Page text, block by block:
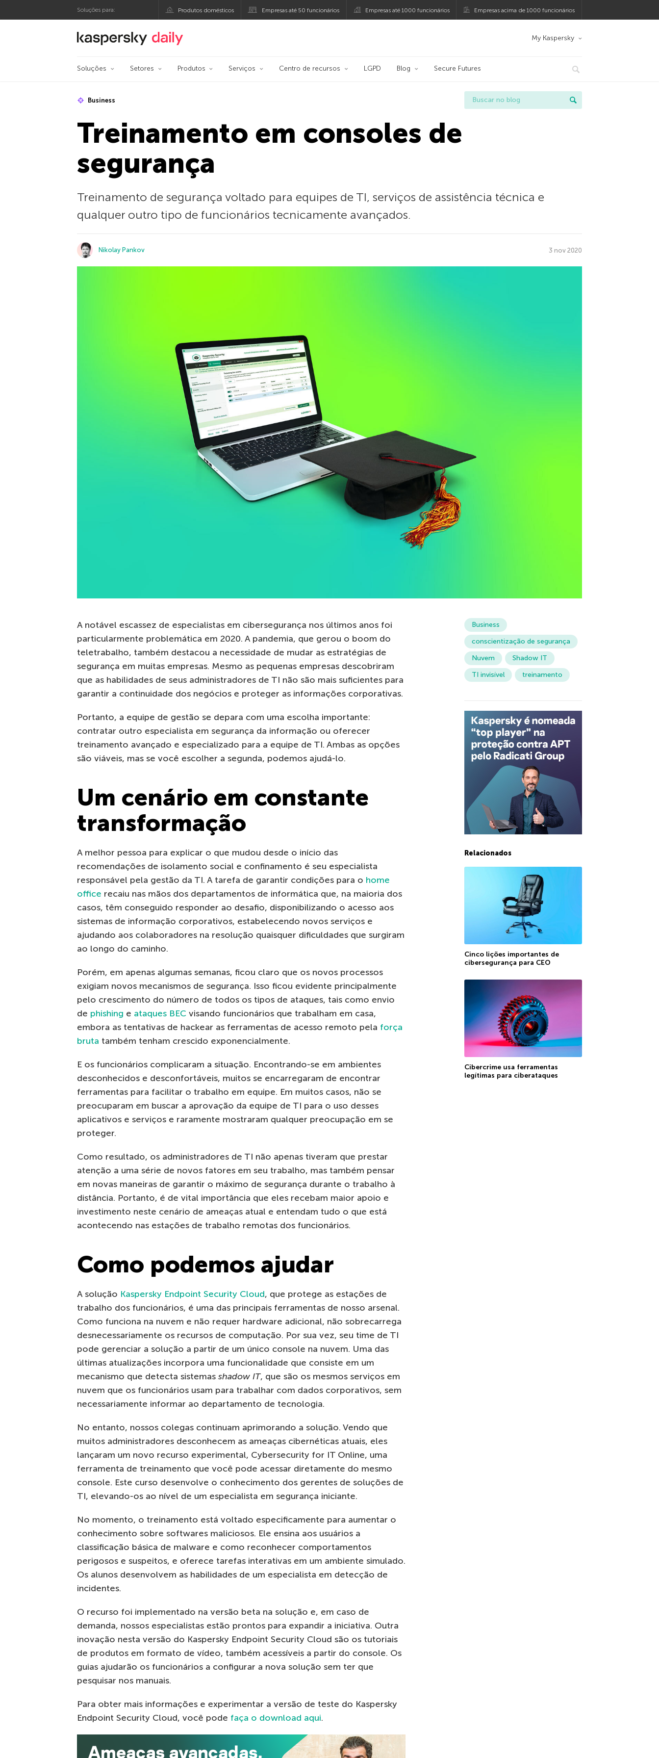
Soluções para: Produtos domésticos Empresas até 50 funcionários Empresas até 1000 funcionários Empresas acima de 1000 funcionários
Blog oficial da Kaspersky My Kaspersky
Soluções Setores Produtos Serviços Centro de recursos LGPD Blog Secure Futures
Business
Treinamento em consoles de
segurança
Treinamento de segurança voltado para equipes de TI, serviços de assistência técnica e
qualquer outro tipo de funcionários tecnicamente avançados.
Nikolay Pankov 3 nov 2020
A notável escassez de especialistas em cibersegurança nos últimos anos foi
particularmente problemática em 2020. A pandemia, que gerou o boom do
teletrabalho, também destacou a necessidade de mudar as estratégias de
segurança em muitas empresas. Mesmo as pequenas empresas descobriram
que as habilidades de seus administradores de TI não são mais suficientes para
garantir a continuidade dos negócios e proteger as informações corporativas.
Portanto, a equipe de gestão se depara com uma escolha importante:
contratar outro especialista em segurança da informação ou oferecer
treinamento avançado e especializado para a equipe de TI. Ambas as opções
são viáveis, mas se você escolher a segunda, podemos ajudá-lo.
Um cenário em constante
transformação
A melhor pessoa para explicar o que mudou desde o início das
recomendações de isolamento social e confinamento é seu especialista
responsável pela gestão da TI. A tarefa de garantir condições para o home
office recaiu nas mãos dos departamentos de informática que, na maioria dos
casos, têm conseguido responder ao desafio, disponibilizando o acesso aos
sistemas de informação corporativos, estabelecendo novos serviços e
ajudando aos colaboradores na resolução quaisquer dificuldades que surgiram
ao longo do caminho.
Porém, em apenas algumas semanas, ficou claro que os novos processos
exigiam novos mecanismos de segurança. Isso ficou evidente principalmente
pelo crescimento do número de todos os tipos de ataques, tais como envio
de phishing e ataques BEC visando funcionários que trabalham em casa,
embora as tentativas de hackear as ferramentas de acesso remoto pela força
bruta também tenham crescido exponencialmente.
E os funcionários complicaram a situação. Encontrando-se em ambientes
desconhecidos e desconfortáveis, muitos se encarregaram de encontrar
ferramentas para facilitar o trabalho em equipe. Em muitos casos, não se
preocuparam em buscar a aprovação da equipe de TI para o uso desses
aplicativos e serviços e raramente mostraram qualquer preocupação em se
proteger.
Como resultado, os administradores de TI não apenas tiveram que prestar
atenção a uma série de novos fatores em seu trabalho, mas também pensar
em novas maneiras de garantir o máximo de segurança durante o trabalho à
distância. Portanto, é de vital importância que eles recebam maior apoio e
investimento neste cenário de ameaças atual e entendam tudo o que está
acontecendo nas estações de trabalho remotas dos funcionários.
Como podemos ajudar
A solução Kaspersky Endpoint Security Cloud, que protege as estações de
trabalho dos funcionários, é uma das principais ferramentas de nosso arsenal.
Como funciona na nuvem e não requer hardware adicional, não sobrecarrega
desnecessariamente os recursos de computação. Por sua vez, seu time de TI
pode gerenciar a solução a partir de um único console na nuvem. Uma das
últimas atualizações incorpora uma funcionalidade que consiste em um
mecanismo que detecta sistemas shadow IT, que são os mesmos serviços em
nuvem que os funcionários usam para trabalhar com dados corporativos, sem
necessariamente informar ao departamento de tecnologia.
No entanto, nossos colegas continuam aprimorando a solução. Vendo que
muitos administradores desconhecem as ameaças cibernéticas atuais, eles
lançaram um novo recurso experimental, Cybersecurity for IT Online, uma
ferramenta de treinamento que você pode acessar diretamente do mesmo
console. Este curso desenvolve o conhecimento dos gerentes de soluções de
TI, elevando-os ao nível de um especialista em segurança iniciante.
No momento, o treinamento está voltado especificamente para aumentar o
conhecimento sobre softwares maliciosos. Ele ensina aos usuários a
classificação básica de malware e como reconhecer comportamentos
perigosos e suspeitos, e oferece tarefas interativas em um ambiente simulado.
Os alunos desenvolvem as habilidades de um especialista em detecção de
incidentes.
O recurso foi implementado na versão beta na solução e, em caso de
demanda, nossos especialistas estão prontos para expandir a iniciativa. Outra
inovação nesta versão do Kaspersky Endpoint Security Cloud são os tutoriais
de produtos em formato de vídeo, também acessíveis a partir do console. Os
guias ajudarão os funcionários a configurar a nova solução sem ter que
pesquisar nos manuais.
Para obter mais informações e experimentar a versão de teste do Kaspersky
Endpoint Security Cloud, você pode faça o download aqui.
Business
conscientização de segurança
Nuvem
Shadow IT
TI invisível
treinamento
Relacionados
Cinco lições importantes de
cibersegurança para CEO
Cibercrime usa ferramentas
legítimas para ciberataques